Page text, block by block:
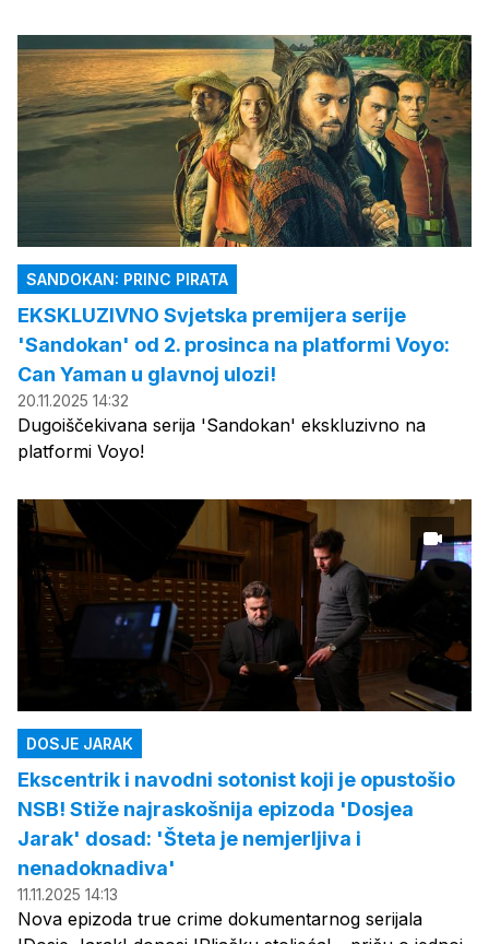
SANDOKAN: PRINC PIRATA
EKSKLUZIVNO Svjetska premijera serije
'Sandokan' od 2. prosinca na platformi Voyo:
Can Yaman u glavnoj ulozi!
20.11.2025 14:32
Dugoiščekivana serija 'Sandokan' ekskluzivno na
platformi Voyo!
DOSJE JARAK
Ekscentrik i navodni sotonist koji je opustošio
NSB! Stiže najraskošnija epizoda 'Dosjea
Jarak' dosad: 'Šteta je nemjerljiva i
nenadoknadiva'
11.11.2025 14:13
Nova epizoda true crime dokumentarnog serijala